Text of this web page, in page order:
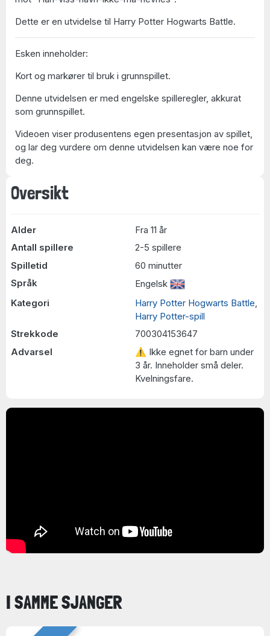
Oversikt
Alder
Fra 11 år
Antall spillere
2-5 spillere
Spilletid
60 minutter
Språk
Engelsk
Kategori
Harry Potter Hogwarts Battle
Harry Potter-spill
Strekkode
700304153647
Advarsel
⚠ Ikke egnet for barn under
3 år. Inneholder små deler.
Kvelningsfare.
Dette er en utvidelse til Harry Potter Hogwarts Battle.
Esken inneholder:
Kort og markører til bruk i grunnspillet.
Denne utvidelsen er med engelske spilleregler, akkurat
som grunnspillet.
Videoen viser produsentens egen presentasjon av spillet,
og lar deg vurdere om denne utvidelsen kan være noe for
deg.
I SAMME SJANGER